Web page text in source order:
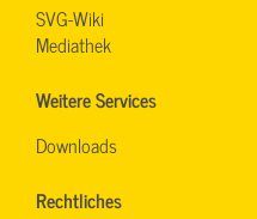
SVG-Wiki
Mediathek
Weitere Services
Downloads
Rechtliches